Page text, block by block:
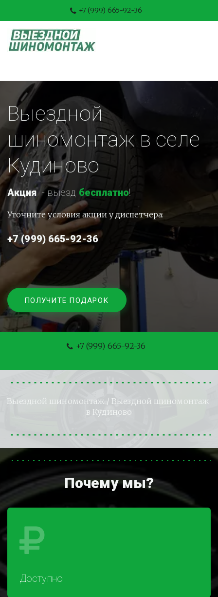
+7 (999) 665-92-36
Выездной
шиномонтаж в селе
Кудиново
Акция - выезд бесплатно!
Уточните условия акции у диспетчера:
+7 (999) 665-92-36
ПОЛУЧИТЕ ПОДАРОК
+7 (999) 665-92-36
Выездной шиномонтаж / Выездной шиномонтаж
в Кудиново
Почему мы?
Доступно